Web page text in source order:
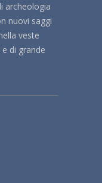
archeologia
nuovi saggi
veste
di grande